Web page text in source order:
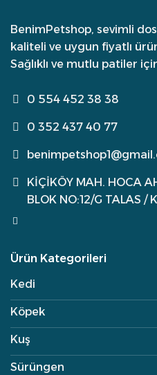
BenimPetshop, sevimli
kaliteli ve uygun fiyatlı
Sağlıklı ve mutlu patiler
0 554 452 38 38
0 352 437 40 77
KİÇİKÖY MAH. HOCA
BLOK NO:12/G TALAS /
Ürün Kategorileri
Kedi
Köpek
Kuş
Sürüngen